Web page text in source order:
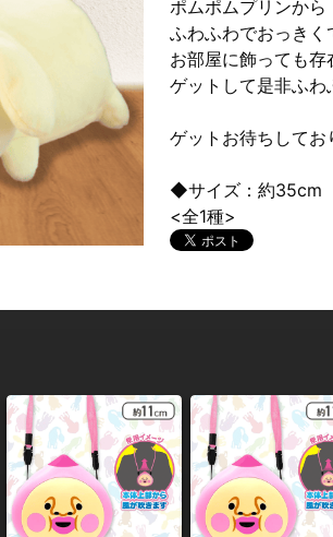
ポムポムプリンから
ふわふわでおっきく
ゲットして是非ふわ
ゲットお待ちしてお
◆サイズ：約35cm
<全1種>